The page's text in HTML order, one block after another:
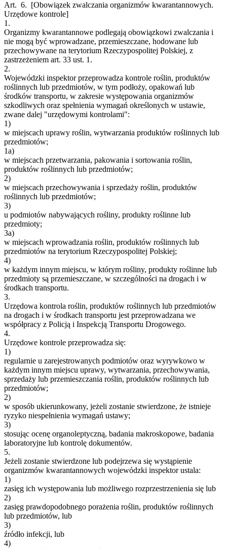
Art. 6. [Obowiązek zwalczania organizmów kwarantannowych.
Urzędowe kontrole]
1.
Organizmy kwarantannowe podlegają obowiązkowi zwalczania i
nie mogą być wprowadzane, przemieszczane, hodowane lub
przechowywane na terytorium Rzeczypospolitej Polskiej, z
zastrzeżeniem art. 33 ust. 1.
2.
Wojewódzki inspektor przeprowadza kontrole roślin, produktów
roślinnych lub przedmiotów, w tym podłoży, opakowań lub
środków transportu, w zakresie występowania organizmów
szkodliwych oraz spełnienia wymagań określonych w ustawie,
zwane dalej "urzędowymi kontrolami":
1)
w miejscach uprawy roślin, wytwarzania produktów roślinnych lub
przedmiotów;
1a)
w miejscach przetwarzania, pakowania i sortowania roślin,
produktów roślinnych lub przedmiotów;
2)
w miejscach przechowywania i sprzedaży roślin, produktów
roślinnych lub przedmiotów;
3)
u podmiotów nabywających rośliny, produkty roślinne lub
przedmioty;
3a)
w miejscach wprowadzania roślin, produktów roślinnych lub
przedmiotów na terytorium Rzeczypospolitej Polskiej;
4)
w każdym innym miejscu, w którym rośliny, produkty roślinne lub
przedmioty są przemieszczane, w szczególności na drogach i w
środkach transportu.
3.
Urzędowa kontrola roślin, produktów roślinnych lub przedmiotów
na drogach i w środkach transportu jest przeprowadzana we
współpracy z Policją i Inspekcją Transportu Drogowego.
4.
Urzędowe kontrole przeprowadza się:
1)
regularnie u zarejestrowanych podmiotów oraz wyrywkowo w
każdym innym miejscu uprawy, wytwarzania, przechowywania,
sprzedaży lub przemieszczania roślin, produktów roślinnych lub
przedmiotów;
2)
w sposób ukierunkowany, jeżeli zostanie stwierdzone, że istnieje
ryzyko niespełnienia wymagań ustawy;
3)
stosując ocenę organoleptyczną, badania makroskopowe, badania
laboratoryjne lub kontrolę dokumentów.
5.
Jeżeli zostanie stwierdzone lub podejrzewa się wystąpienie
organizmów kwarantannowych wojewódzki inspektor ustala:
1)
zasięg ich występowania lub możliwego rozprzestrzenienia się lub
2)
zasięg prawdopodobnego porażenia roślin, produktów roślinnych
lub przedmiotów, lub
3)
źródło infekcji, lub
4)